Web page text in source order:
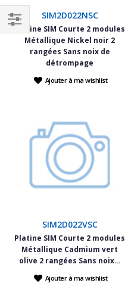
SIM2D022NSC
Platine SIM Courte 2 modules
Métallique Nickel noir 2
rangées Sans noix de
détrompage
Ajouter à ma wishlist
SIM2D022VSC
Platine SIM Courte 2 modules
Métallique Cadmium vert
olive 2 rangées Sans noix…
Ajouter à ma wishlist
Filtrer